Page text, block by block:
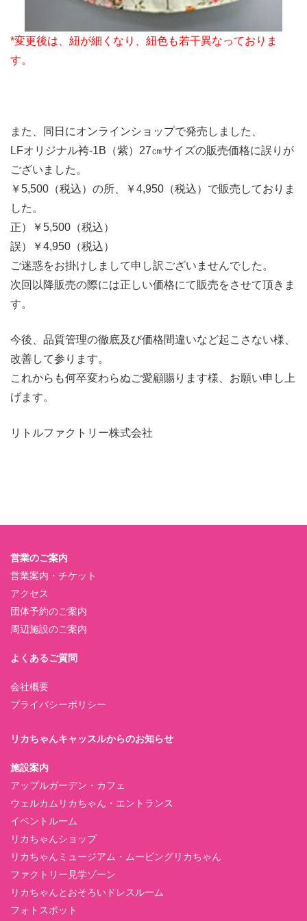
*変更後は、紐が細くなり、紐色も若干異なっておりま
す。
また、同日にオンラインショップで発売しました、
LFオリジナル袴-1B（紫）27㎝サイズの販売価格に誤りが
ございました。
￥5,500（税込）の所、￥4,950（税込）で販売しておりま
した。
正）￥5,500（税込）
誤）￥4,950（税込）
ご迷惑をお掛けしまして申し訳ございませんでした。
次回以降販売の際には正しい価格にて販売をさせて頂きま
す。
今後、品質管理の徹底及び価格間違いなど起こさない様、
改善して参ります。
これからも何卒変わらぬご愛顧賜ります様、お願い申し上
げます。
リトルファクトリー株式会社
営業のご案内
営業案内・チケット
アクセス
団体予約のご案内
周辺施設のご案内
よくあるご質問
会社概要
プライバシーポリシー
リカちゃんキャッスルからのお知らせ
施設案内
アップルガーデン・カフェ
ウェルカムリカちゃん・エントランス
イベントルーム
リカちゃんショップ
リカちゃんミュージアム・ムービングリカちゃん
ファクトリー見学ゾーン
リカちゃんとおそろいドレスルーム
フォトスポット